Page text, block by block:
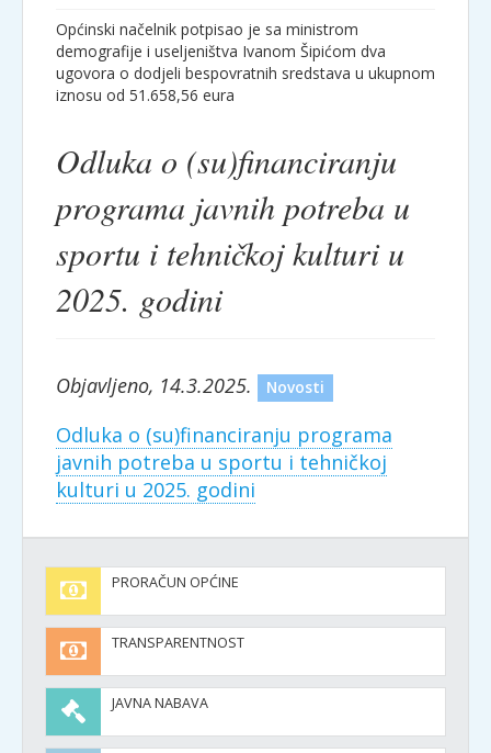
Općinski načelnik potpisao je sa ministrom
demografije i useljeništva Ivanom Šipićom dva
ugovora o dodjeli bespovratnih sredstava u ukupnom
iznosu od 51.658,56 eura
Odluka o (su)financiranju
programa javnih potreba u
sportu i tehničkoj kulturi u
2025. godini
Objavljeno, 14.3.2025. Novosti
Odluka o (su)financiranju programa
javnih potreba u sportu i tehničkoj
kulturi u 2025. godini
PRORAČUN OPĆINE
TRANSPARENTNOST
JAVNA NABAVA